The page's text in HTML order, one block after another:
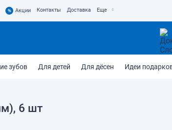
% Акции Контакты Доставка Еще
зубов Для детей Для дёсен Идеи
6 шт